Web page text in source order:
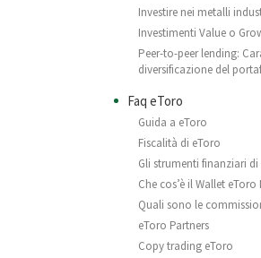
Investire nei metalli
Investimenti Value o
Peer-to-peer lending:
diversificazione del
Faq eToro
Guida a eToro
Fiscalità di eToro
Gli strumenti finanziari di
Che cos’è il Wallet eToro
Quali sono le
eToro Partners
Copy trading eToro